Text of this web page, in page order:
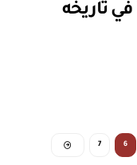
تاريخه